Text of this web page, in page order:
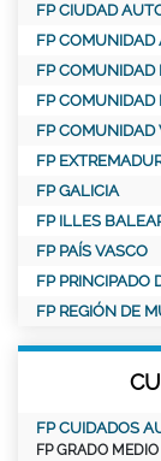
FP CIUDAD
FP
FP COMUNIDAD
FP COMUNIDAD
FP
FP
FP GALICIA
FP ILLES
FP PAÍS VASCO
FP PRINCIPADO
FP REGIÓN DE
FP CUIDADOS
FP GRADO MEDIO